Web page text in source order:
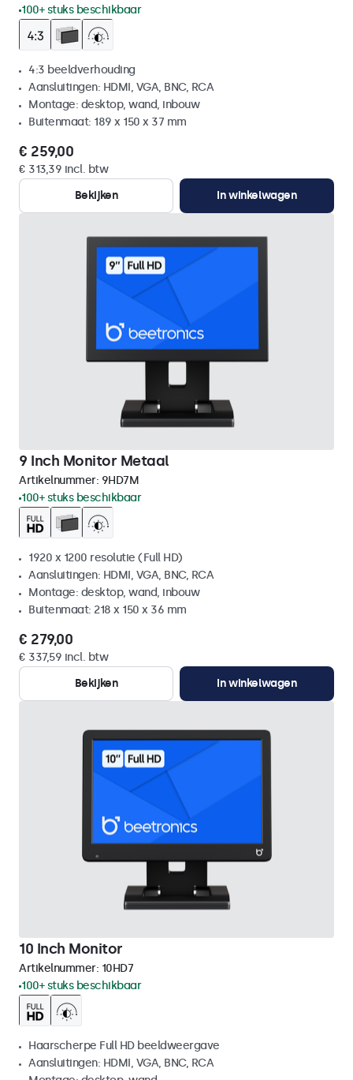
100+ stuks beschikbaar
4:3 beeldverhouding
Aansluitingen: HDMI, VGA, BNC, RCA
Montage: desktop, wand, inbouw
Buitenmaat: 189 x 150 x 37 mm
€ 259,00
€ 313,39 incl. btw
Bekijken
In winkelwagen
9 Inch Monitor Metaal
Artikelnummer: 9HD7M
100+ stuks beschikbaar
1920 x 1200 resolutie (Full HD)
Aansluitingen: HDMI, VGA, BNC, RCA
Montage: desktop, wand, inbouw
Buitenmaat: 218 x 150 x 36 mm
€ 279,00
€ 337,59 incl. btw
Bekijken
In winkelwagen
10 Inch Monitor
Artikelnummer: 10HD7
100+ stuks beschikbaar
Haarscherpe Full HD beeldweergave
Aansluitingen: HDMI, VGA, BNC, RCA